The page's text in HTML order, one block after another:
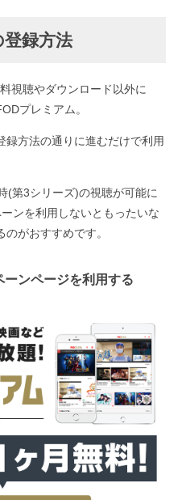
録方法
視聴やダウンロード以外に
プレミアム。
録方法の通りに進むだけで利用
(第3シリーズ)の視聴が可能に
ンを利用しないともったいな
がおすすめです。
ーンページを利用する